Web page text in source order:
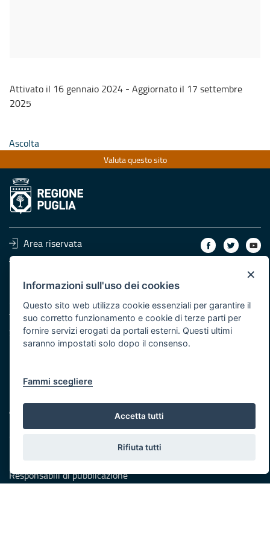
Attivato il 16 gennaio 2024 - Aggiornato il 17 settembre
2025
Ascolta
Valuta questo sito
Area riservata
Dipartimento Sviluppo economico
Corso Sonnino, 177 - 70121 Bari
Telefono: +39 080 5406924 +39 080 5403705
Scrivici:email-PEC
Eventi e Stampa
Logo e identità regionale
Accessibilità
Dichiarazione di accessibilità
Responsabili di pubblicazione
×
Informazioni sull'uso dei cookies
Questo sito web utilizza cookie essenziali per garantire il
suo corretto funzionamento e cookie di terze parti per
fornire servizi erogati da portali esterni. Questi ultimi
saranno impostati solo dopo il consenso.
Fammi scegliere
Accetta tutti
Rifiuta tutti